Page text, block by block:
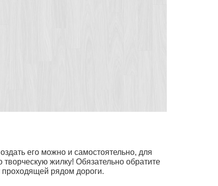
его можно и самостоятельно, для
жилку! Обязательно обратите
проходящей рядом дороги.